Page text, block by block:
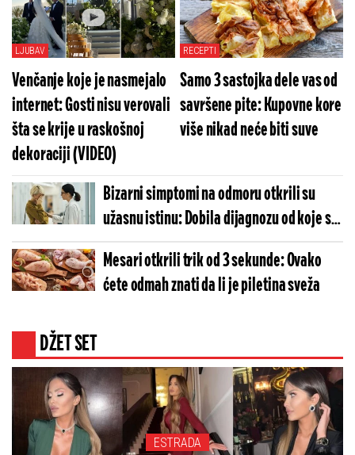
LJUBAV
Venčanje koje je nasmejalo
internet: Gosti nisu verovali
šta se krije u raskošnoj
dekoraciji (VIDEO)
RECEPTI
Samo 3 sastojka dele vas od
savršene pite: Kupovne kore
više nikad neće biti suve
Bizarni simptomi na odmoru otkrili su
užasnu istinu: Dobila dijagnozu od koje se
ledi krv
Mesari otkrili trik od 3 sekunde: Ovako
ćete odmah znati da li je piletina sveža
DŽET SET
ESTRADA